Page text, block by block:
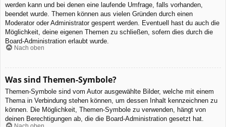
werden kann und bei denen eine laufende Umfrage, falls vorhanden,
beendet wurde. Themen können aus vielen Gründen durch einen
Moderator oder Administrator gesperrt werden. Eventuell hast du auch die
Möglichkeit, deine eigenen Themen zu schließen, sofern dies durch die
Board-Administration erlaubt wurde.
Nach oben
Was sind Themen-Symbole?
Themen-Symbole sind vom Autor ausgewählte Bilder, welche mit einem
Thema in Verbindung stehen können, um dessen Inhalt kennzeichnen zu
können. Die Möglichkeit, Themen-Symbole zu verwenden, hängt von
deinen Berechtigungen ab, die die Board-Administration gesetzt hat.